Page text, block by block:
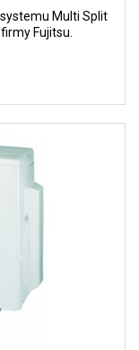
Multi Split
Fujitsu.